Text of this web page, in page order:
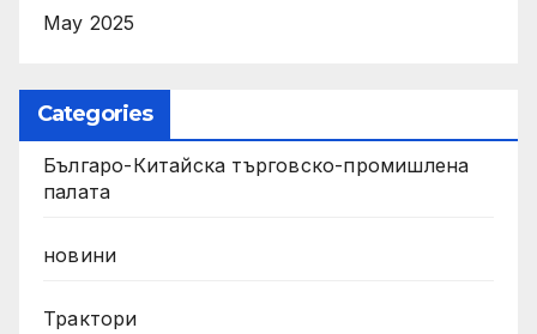
May 2025
Categories
Българо-Китайска търговско-промишлена
палата
новини
Трактори